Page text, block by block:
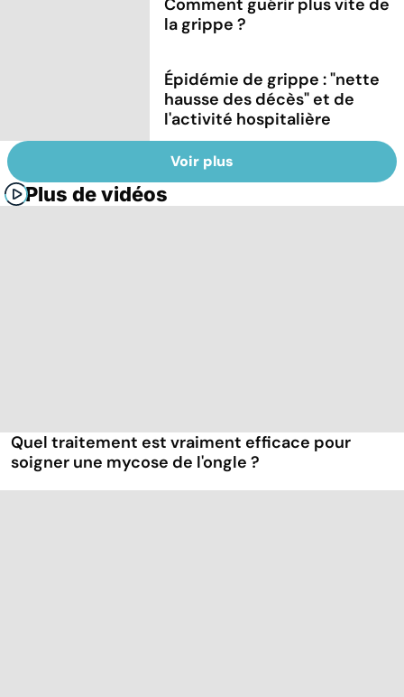
Comment guérir plus vite de
la grippe ?
Épidémie de grippe : "nette
hausse des décès" et de
l'activité hospitalière
Voir plus
Plus de vidéos
Quel traitement est vraiment efficace pour
soigner une mycose de l'ongle ?